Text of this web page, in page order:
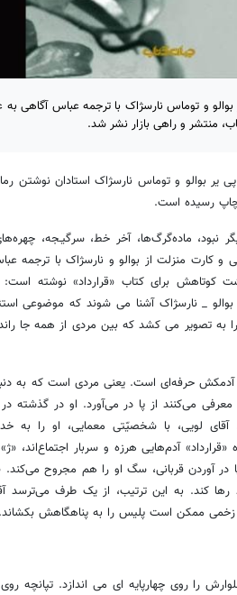
و توماس نارسژاک با ترجمه عباس آگاهی به
منتشر و راهی بازار نشر شد.
پی یر بوالو و توماس نارسژاک استادان نوشتن
چاپ رسیده است.
ماده‌گرگ‌ها، آخر خط، سرگیـجه،
و کارت منزلت از بوالو و نارسژاک با ترجمه
کوتاهش برای کتاب «قرارداد» نوشته است:
_ نارسژاک آشنا می شوند که موضوعی
را به تصویر می کشد که بین مردی از همه جا
حرفه‌ای است. یعنی مردی است که به
می‌کنند از پا در می‌آورد. او در گذشته
آقای لویی، با شخصیّتی معمایی، او را به
آدم‌هایی هرزه و سربار اجتماع‌اند،
در آوردن قربانی، سگ او را هم مجروح
کند. به این ترتیب، از یک طرف می‌ترسد
زخمی ممکن است پلیس را به پناهگاهش بکشاند.
را روی چهارپایه ای می اندازد.